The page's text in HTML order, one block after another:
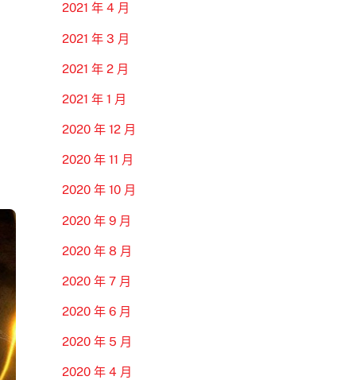
2021 年 4 月
2021 年 3 月
2021 年 2 月
2021 年 1 月
2020 年 12 月
2020 年 11 月
2020 年 10 月
2020 年 9 月
2020 年 8 月
2020 年 7 月
2020 年 6 月
2020 年 5 月
2020 年 4 月